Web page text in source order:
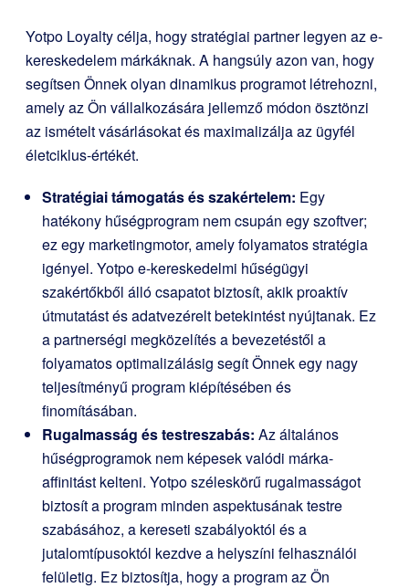
Yotpo Loyalty célja, hogy stratégiai partner legyen az e-
kereskedelem márkáknak. A hangsúly azon van, hogy
segítsen Önnek olyan dinamikus programot létrehozni,
amely az Ön vállalkozására jellemző módon ösztönzi
az ismételt vásárlásokat és maximalizálja az ügyfél
életciklus-értékét.
Stratégiai támogatás és szakértelem: Egy
hatékony hűségprogram nem csupán egy szoftver;
ez egy marketingmotor, amely folyamatos stratégia
igényel. Yotpo e-kereskedelmi hűségügyi
szakértőkből álló csapatot biztosít, akik proaktív
útmutatást és adatvezérelt betekintést nyújtanak. Ez
a partnerségi megközelítés a bevezetéstől a
folyamatos optimalizálásig segít Önnek egy nagy
teljesítményű program kiépítésében és
finomításában.
Rugalmasság és testreszabás: Az általános
hűségprogramok nem képesek valódi márka-
affinitást kelteni. Yotpo széleskörű rugalmasságot
biztosít a program minden aspektusának testre
szabásához, a kereseti szabályoktól és a
jutalomtípusoktól kezdve a helyszíni felhasználói
felületig. Ez biztosítja, hogy a program az Ön